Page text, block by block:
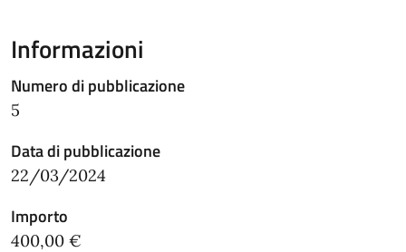
Informazioni
Numero di pubblicazione
5
Data di pubblicazione
22/03/2024
Importo
400,00 €